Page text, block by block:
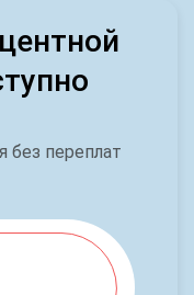
без переплат